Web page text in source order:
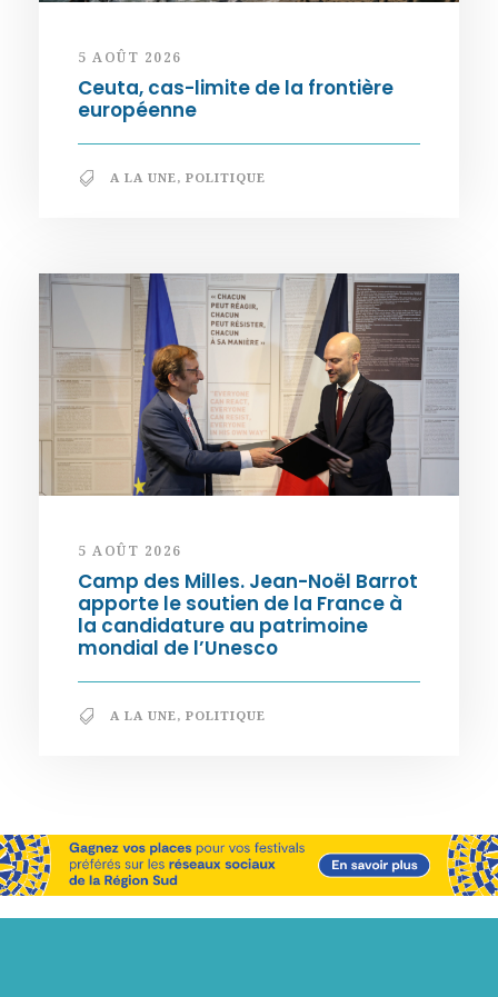
5 AOÛT 2026
Ceuta, cas-limite de la frontière
européenne
A LA UNE, POLITIQUE
5 AOÛT 2026
Camp des Milles. Jean-Noël Barrot
apporte le soutien de la France à
la candidature au patrimoine
mondial de l’Unesco
A LA UNE, POLITIQUE